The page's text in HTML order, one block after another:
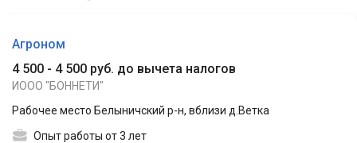
Агроном
4 500 - 4 500 руб. до вычета налогов
ИООО "БОННЕТИ"
Рабочее место Белыничский р-н, вблизи д.Ветка
Опыт работы от 3 лет